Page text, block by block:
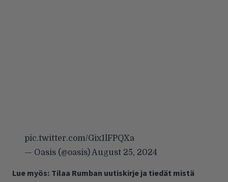
pic.twitter.com/Gix1lFPQXa
— Oasis (@oasis)August 25, 2024
Lue myös: Tilaa Rumban uutiskirje ja tiedät mistä